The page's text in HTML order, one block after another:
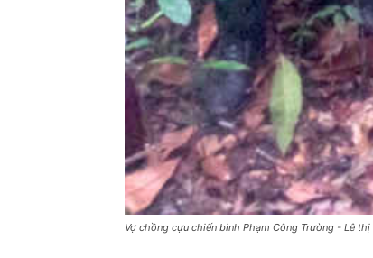
Vợ chồng cựu chiến binh Phạm Công Trường - Lê